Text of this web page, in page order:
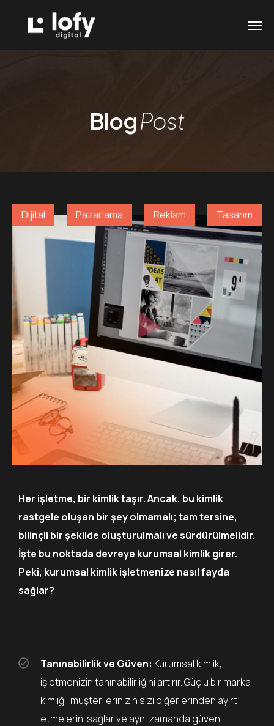
BlogPost
Dijital Pazarlama Reklam Tasarım
Her işletme, bir kimlik taşır. Ancak, bu kimlik
rastgele oluşan bir şey olmamalı; tam tersine,
bilinçli bir şekilde oluşturulmalı ve sürdürülmelidir.
İşte bu noktada devreye kurumsal kimlik girer.
Peki, kurumsal kimlik işletmenize nasıl fayda
sağlar?
Tanınabilirlik ve Güven: Kurumsal kimlik,
işletmenizin tanınabilirliğini artırır. Güçlü bir marka
kimliği, müşterilerinizin sizi diğerlerinden ayırt
etmelerini sağlar ve aynı zamanda güven